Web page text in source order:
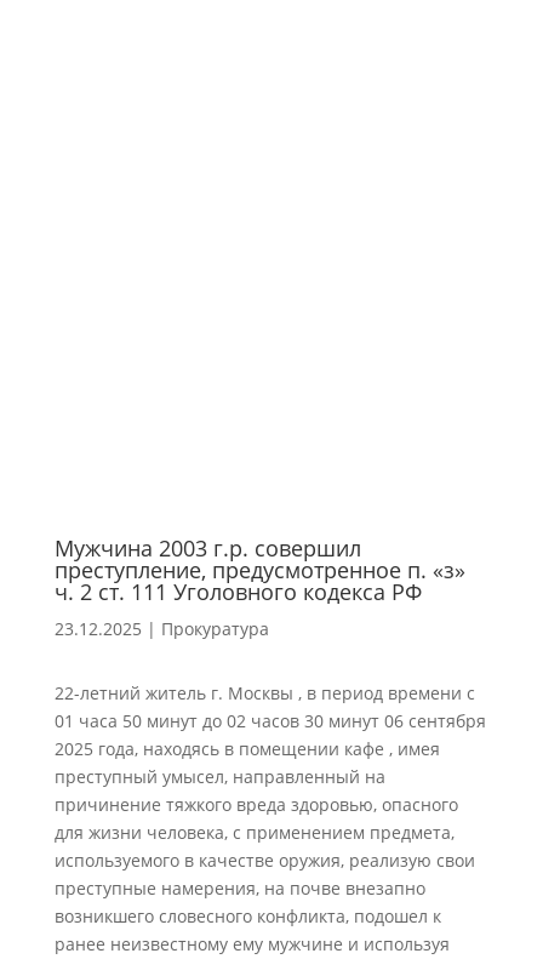
Мужчина 2003 г.р. совершил
преступление, предусмотренное п. «з»
ч. 2 ст. 111 Уголовного кодекса РФ
23.12.2025 | Прокуратура
22-летний житель г. Москвы , в период времени с
01 часа 50 минут до 02 часов 30 минут 06 сентября
2025 года, находясь в помещении кафе , имея
преступный умысел, направленный на
причинение тяжкого вреда здоровью, опасного
для жизни человека, с применением предмета,
используемого в качестве оружия, реализую свои
преступные намерения, на почве внезапно
возникшего словесного конфликта, подошел к
ранее неизвестному ему мужчине и используя